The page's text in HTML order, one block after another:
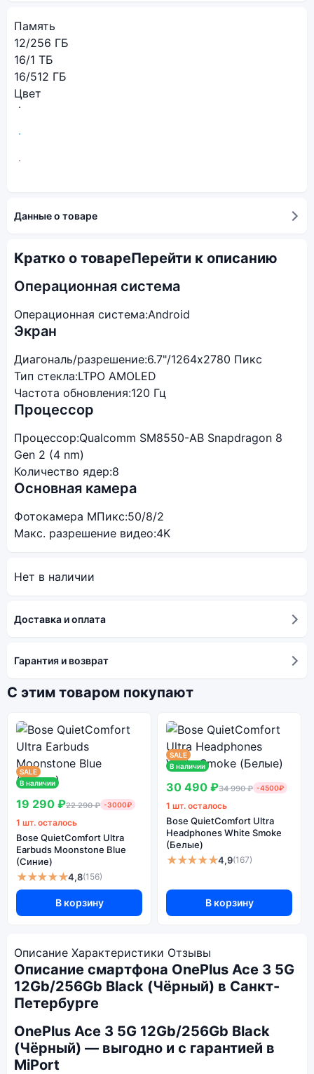
Память
12/256 ГБ
16/1 ТБ
16/512 ГБ
Цвет
Данные о товаре
Кратко о товареПерейти к описанию
Операционная система
Операционная система:Android
Экран
Диагональ/разрешение:6.7"/1264x2780 Пикс
Тип стекла:LTPO AMOLED
Частота обновления:120 Гц
Процессор
Процессор:Qualcomm SM8550-AB Snapdragon 8
Gen 2 (4 nm)
Количество ядер:8
Основная камера
Фотокамера МПикс:50/8/2
Макс. разрешение видео:4K
Нет в наличии
Доставка и оплата
Гарантия и возврат
С этим товаром покупают
SALE
В наличии
19 290 ₽22 290 ₽ -3000₽
1 шт. осталось
Bose QuietComfort Ultra
Earbuds Moonstone Blue
(Синие)
★★★★★4,8(156)
В корзину
SALE
В наличии
30 490 ₽34 990 ₽ -4500₽
1 шт. осталось
Bose QuietComfort Ultra
Headphones White Smoke
(Белые)
★★★★★4,9(167)
В корзину
Описание Характеристики Отзывы
Описание смартфона OnePlus Ace 3 5G
12Gb/256Gb Black (Чёрный) в Санкт-
Петербурге
OnePlus Ace 3 5G 12Gb/256Gb Black
(Чёрный) — выгодно и с гарантией в
MiPort